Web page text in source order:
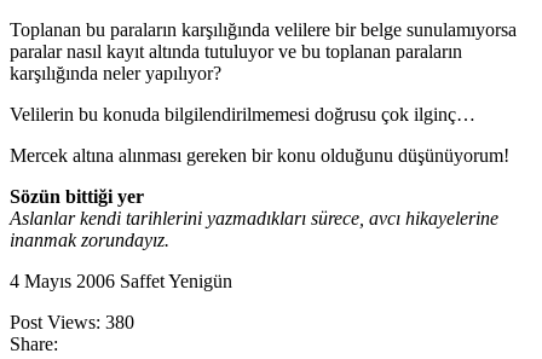
Toplanan bu paraların karşılığında velilere bir belge sunulamıyorsa
paralar nasıl kayıt altında tutuluyor ve bu toplanan paraların
karşılığında neler yapılıyor?
Velilerin bu konuda bilgilendirilmemesi doğrusu çok ilginç…
Mercek altına alınması gereken bir konu olduğunu düşünüyorum!
Sözün bittiği yer
Aslanlar kendi tarihlerini yazmadıkları sürece, avcı hikayelerine
inanmak zorundayız.
4 Mayıs 2006 Saffet Yenigün
Post Views: 380
Share: